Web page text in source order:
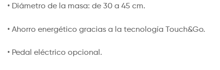
• Diámetro de la masa: de 30 a 45 cm.
• Ahorro energético gracias a la tecnología Touch&Go.
• Pedal eléctrico opcional.